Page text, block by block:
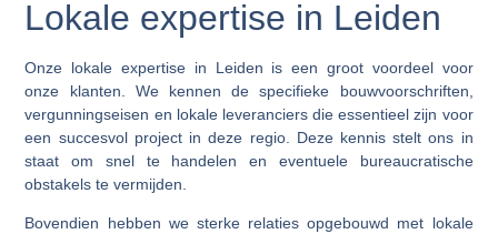
Lokale expertise in Leiden
Onze lokale expertise in Leiden is een groot voordeel voor
onze klanten. We kennen de specifieke bouwvoorschriften,
vergunningseisen en lokale leveranciers die essentieel zijn voor
een succesvol project in deze regio. Deze kennis stelt ons in
staat om snel te handelen en eventuele bureaucratische
obstakels te vermijden.
Bovendien hebben we sterke relaties opgebouwd met lokale